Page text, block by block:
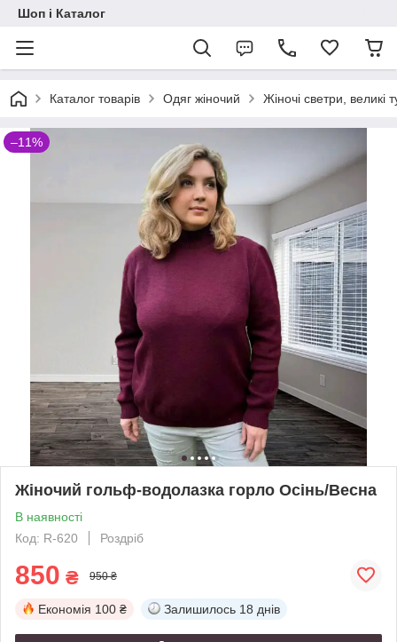
Шоп і Каталог
Каталог товарів Одяг жіночий Жіночі светри, великі
–11%
Жіночий гольф-водолазка горло Осінь/Весна
В наявності
Код: R-620
Роздріб
850 ₴ 950 ₴
Економія 100 ₴ Залишилось 18 днів